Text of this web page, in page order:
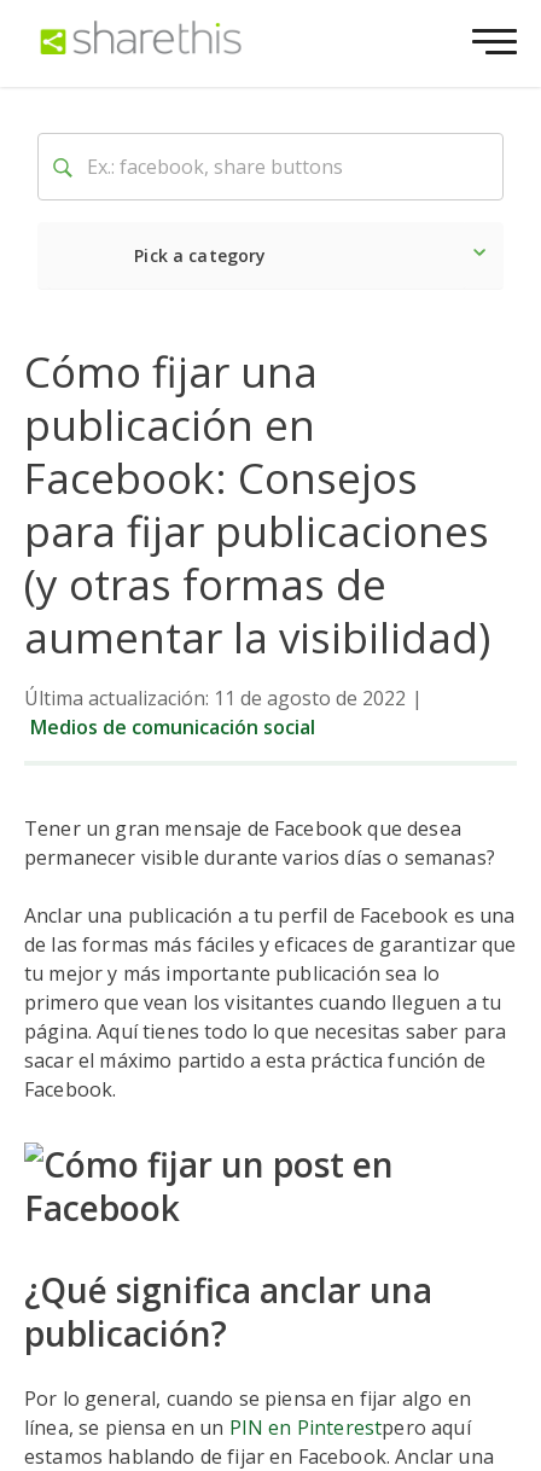
Pick a category
Cómo fijar una
publicación en
Facebook: Consejos
para fijar publicaciones
(y otras formas de
aumentar la visibilidad)
Última actualización: 11 de agosto de 2022 |
Medios de comunicación social
Tener un gran mensaje de Facebook que desea
permanecer visible durante varios días o semanas?
Anclar una publicación a tu perfil de Facebook es una
de las formas más fáciles y eficaces de garantizar que
tu mejor y más importante publicación sea lo
primero que vean los visitantes cuando lleguen a tu
página. Aquí tienes todo lo que necesitas saber para
sacar el máximo partido a esta práctica función de
Facebook.
¿Qué significa anclar una
publicación?
Por lo general, cuando se piensa en fijar algo en
línea, se piensa en un PIN en Pinterestpero aquí
estamos hablando de fijar en Facebook. Anclar una